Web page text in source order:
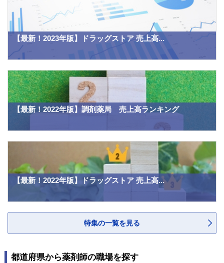
【最新！2023年版】ドラッグストア 売上高...
【最新！2022年版】調剤薬局 売上高ランキング
【最新！2022年版】ドラッグストア 売上高...
特集の一覧を見る
都道府県から薬剤師の職場を探す